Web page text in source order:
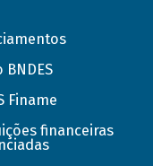
BNDES
Finame
financeiras